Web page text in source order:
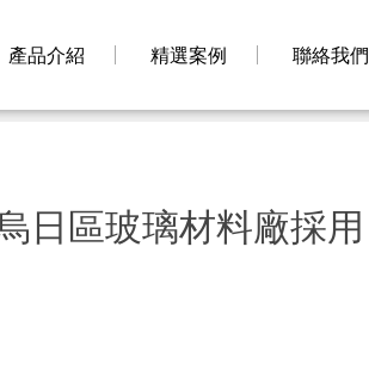
產品介紹 精選案例 聯絡我們
日區玻璃材料廠採用